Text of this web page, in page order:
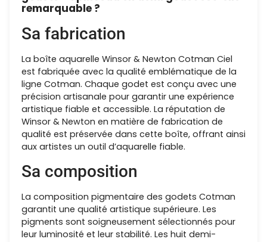
remarquable ?
Sa fabrication
La boîte aquarelle Winsor & Newton Cotman Ciel
est fabriquée avec la qualité emblématique de la
ligne Cotman. Chaque godet est conçu avec une
précision artisanale pour garantir une expérience
artistique fiable et accessible. La réputation de
Winsor & Newton en matière de fabrication de
qualité est préservée dans cette boîte, offrant ainsi
aux artistes un outil d’aquarelle fiable.
Sa composition
La composition pigmentaire des godets Cotman
garantit une qualité artistique supérieure. Les
pigments sont soigneusement sélectionnés pour
leur luminosité et leur stabilité. Les huit demi-